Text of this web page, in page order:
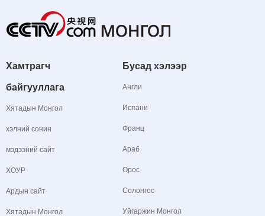
Хамтрагч
байгууллага
Хятадын Монгол
хэлний сонин
мэдээний сайт
ХОУР
Ардын сайт
Хятадын Монгол
Бусад хэлээр
Англи
Испани
Франц
Араб
Орос
Солонгос
Уйгаржин Монгол